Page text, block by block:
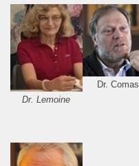
Dr. Lemoine
Dr. Comas